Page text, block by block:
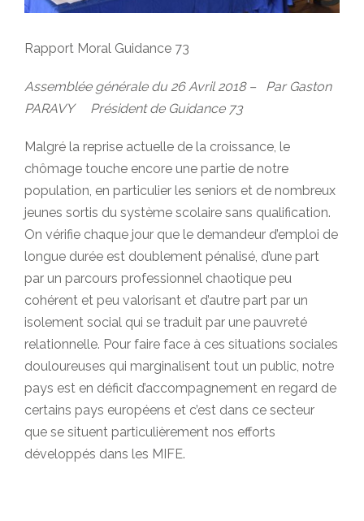
Rapport Moral Guidance 73
Assemblée générale du 26 Avril 2018 – Par Gaston
PARAVY Président de Guidance 73
Malgré la reprise actuelle de la croissance, le
chômage touche encore une partie de notre
population, en particulier les seniors et de nombreux
jeunes sortis du système scolaire sans qualification.
On vérifie chaque jour que le demandeur d’emploi de
longue durée est doublement pénalisé, d’une part
par un parcours professionnel chaotique peu
cohérent et peu valorisant et d’autre part par un
isolement social qui se traduit par une pauvreté
relationnelle. Pour faire face à ces situations sociales
douloureuses qui marginalisent tout un public, notre
pays est en déficit d’accompagnement en regard de
certains pays européens et c’est dans ce secteur
que se situent particulièrement nos efforts
développés dans les MIFE.